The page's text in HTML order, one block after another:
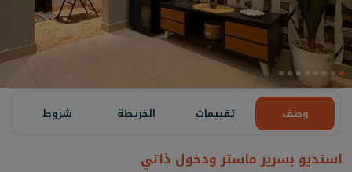
وصف تقييمات الخريطة شروط
استديو بسرير ماستر ودخول ذاتي